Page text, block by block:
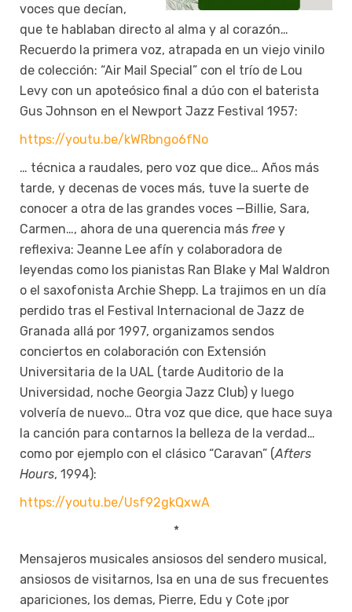
voces que decían,
que te hablaban directo al alma y al corazón…
Recuerdo la primera voz, atrapada en un viejo vinilo
de colección: “Air Mail Special” con el trío de Lou
Levy con un apoteósico final a dúo con el baterista
Gus Johnson en el Newport Jazz Festival 1957:
https://youtu.be/kWRbngo6fNo
… técnica a raudales, pero voz que dice… Años más
tarde, y decenas de voces más, tuve la suerte de
conocer a otra de las grandes voces —Billie, Sara,
Carmen…, ahora de una querencia más free y
reflexiva: Jeanne Lee afín y colaboradora de
leyendas como los pianistas Ran Blake y Mal Waldron
o el saxofonista Archie Shepp. La trajimos en un día
perdido tras el Festival Internacional de Jazz de
Granada allá por 1997, organizamos sendos
conciertos en colaboración con Extensión
Universitaria de la UAL (tarde Auditorio de la
Universidad, noche Georgia Jazz Club) y luego
volvería de nuevo… Otra voz que dice, que hace suya
la canción para contarnos la belleza de la verdad…
como por ejemplo con el clásico “Caravan” (Afters
Hours, 1994):
https://youtu.be/Usf92gkQxwA
*
Mensajeros musicales ansiosos del sendero musical,
ansiosos de visitarnos, Isa en una de sus frecuentes
apariciones, los demas, Pierre, Edu y Cote ¡por